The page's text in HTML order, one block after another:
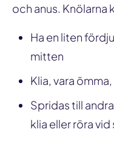
och anus. Knölarna
Ha en liten
mitten
Klia, vara
Spridas till
klia eller röra vid